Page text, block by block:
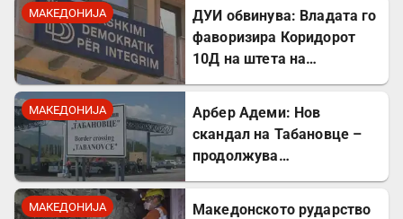
МАКЕДОНИЈА
ДУИ обвинува: Владата го
фаворизира Коридорот
10Д на штета на
МАКЕДОНИЈА
Арбер Адеми: Нов
скандал на Табановце –
продолжува
МАКЕДОНИЈА
Македонското рударство